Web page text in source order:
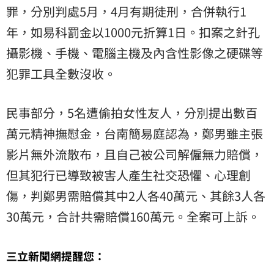
罪，分別判處5月，4月有期徒刑，合併執行1
年，如易科罰金以1000元折算1日。扣案之針孔
攝影機、手機、電腦主機及內含性影像之硬碟等
犯罪工具全數沒收。
民事部分，5名遭偷拍女性友人，分別提出數百
萬元精神撫慰金，台南簡易庭認為，鄭男雖主張
影片無外流散布，且自己被公司解僱無力賠償，
但其犯行已導致被害人產生社交恐懼、心理創
傷，判鄭男需賠償其中2人各40萬元、其餘3人各
30萬元，合計共需賠償160萬元。全案可上訴。
三立新聞網提醒您：